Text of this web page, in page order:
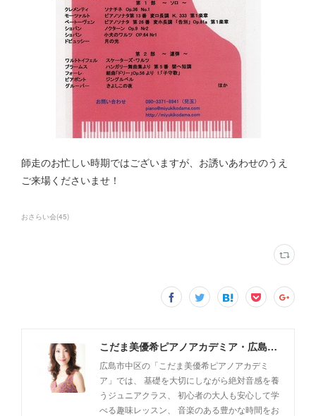
師走のお忙しい時期ではございますが、お誘いあわせのうえ
ご来場くださいませ！
おさらい会(45)
こだま美優希ピアノアカデミア・広島市中区
広島市中区の「こだま美優希ピアノアカデミ
ア」では、 基礎を大切にしながら絶対音感を養
うジュニアクラス、 初心者の大人も安心して学
べる趣味レッスン、 音楽のある豊かな時間をお